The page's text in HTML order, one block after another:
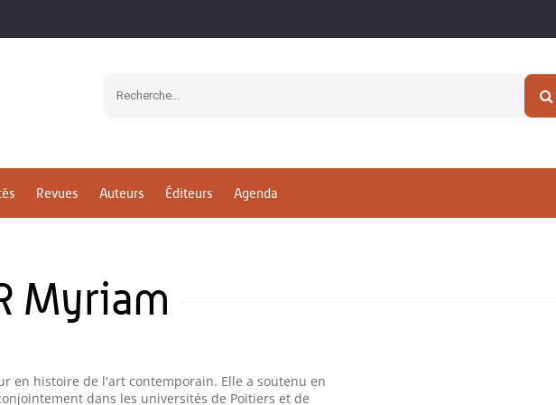
Revues Auteurs Éditeurs Agenda
Myriam
en histoire de l'art contemporain. Elle a soutenu en
dans les universités de Poitiers et de